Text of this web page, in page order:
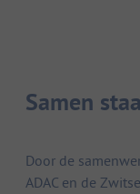
Samen
Door de
ADAC en de